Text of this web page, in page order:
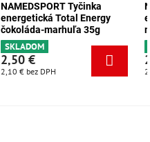
NAMEDSPORT Tyčinka
energetická Total Energy
čokoláda-marhuľa 35g
SKLADOM
2,50 €
2,10 € bez DPH